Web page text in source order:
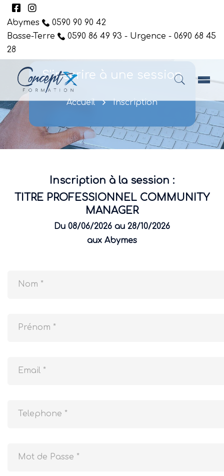
Abymes
0590 90 90 42
Basse-Terre
0590 86 49 93 - Urgence - 0690 68 45
28
S'inscrire à une session
Accueil Inscription
Inscription à la session :
TITRE PROFESSIONNEL COMMUNITY
MANAGER
Du 08/06/2026 au 28/10/2026
aux Abymes